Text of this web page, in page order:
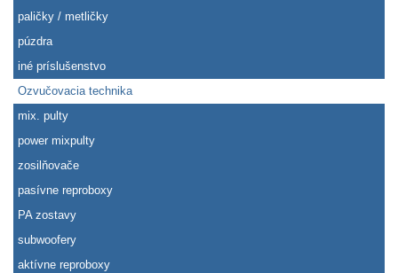
paličky / metličky
púzdra
iné príslušenstvo
Ozvučovacia technika
mix. pulty
power mixpulty
zosilňovače
pasívne reproboxy
PA zostavy
subwoofery
aktívne reproboxy